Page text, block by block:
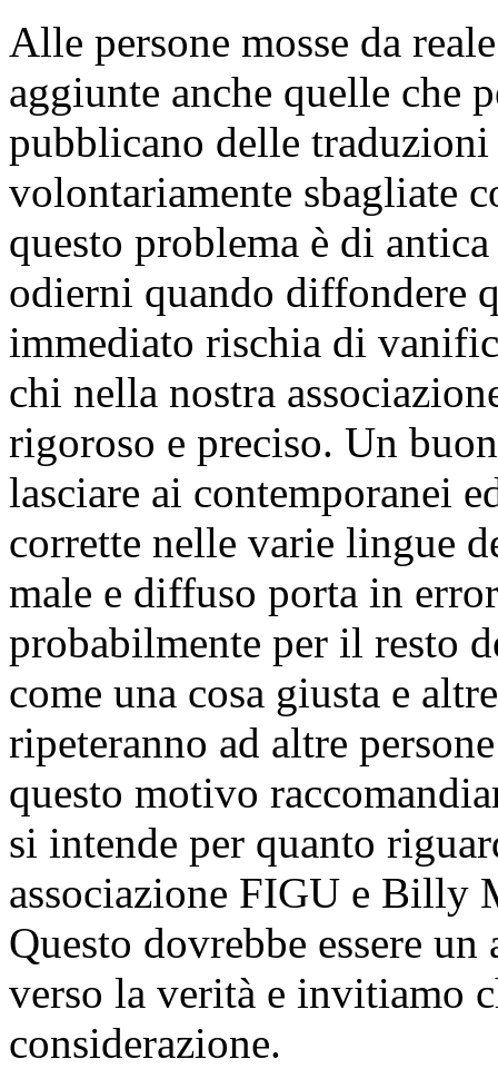
Alle persone mosse da
aggiunte anche quelle
pubblicano delle
volontariamente sbagliate
questo problema è di
odierni quando diffondere
immediato rischia di
chi nella nostra
rigoroso e preciso. Un
lasciare ai contemporanei
corrette nelle varie lingue
male e diffuso porta in
probabilmente per il resto
come una cosa giusta e
ripeteranno ad altre
questo motivo
si intende per quanto
associazione FIGU e Billy
Questo dovrebbe essere
verso la verità e invitiamo
considerazione.